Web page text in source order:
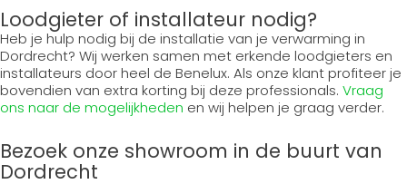
Loodgieter of installateur nodig?
Heb je hulp nodig bij de installatie van je verwarming in
Dordrecht? Wij werken samen met erkende loodgieters en
installateurs door heel de Benelux. Als onze klant profiteer je
bovendien van extra korting bij deze professionals. Vraag
ons naar de mogelijkheden en wij helpen je graag verder.
Bezoek onze showroom in de buurt van
Dordrecht